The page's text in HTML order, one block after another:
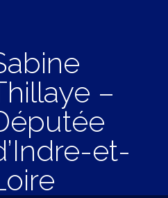
–
et-